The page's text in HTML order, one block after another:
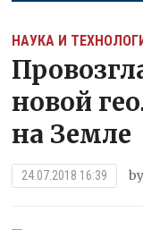
НАУКА И
новой
на Земле
24.07.2018 16:39 by